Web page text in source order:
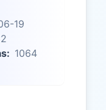
19
1064